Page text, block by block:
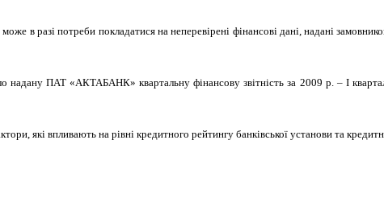
в разі потреби покладатися на неперевірені фінансові дані, надані
надану ПАТ «АКТАБАНК» квартальну фінансову звітність за 2009 р. – І
які впливають на рівні кредитного рейтингу банківської установи та